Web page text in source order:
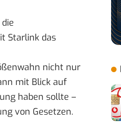
Starlink das
nicht nur
mit Blick auf
haben sollte –
von Gesetzen.